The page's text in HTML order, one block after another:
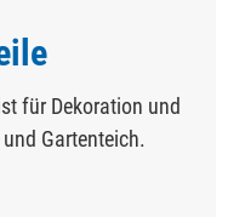
für Dekoration und
Gartenteich.